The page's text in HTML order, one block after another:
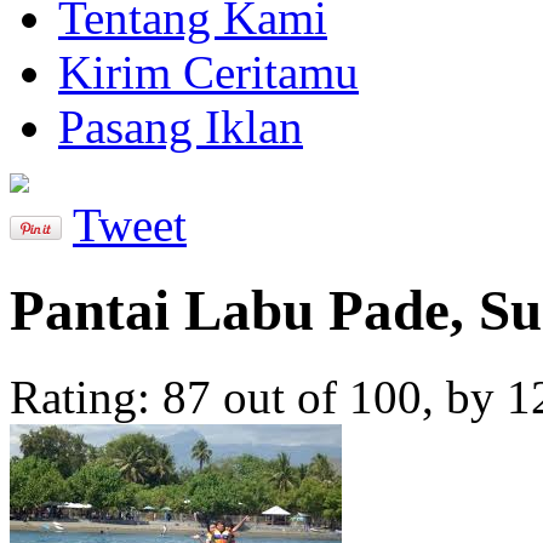
Tentang Kami
Kirim Ceritamu
Pasang Iklan
Tweet
Pantai Labu Pade,
Rating: 87 out of 100, by